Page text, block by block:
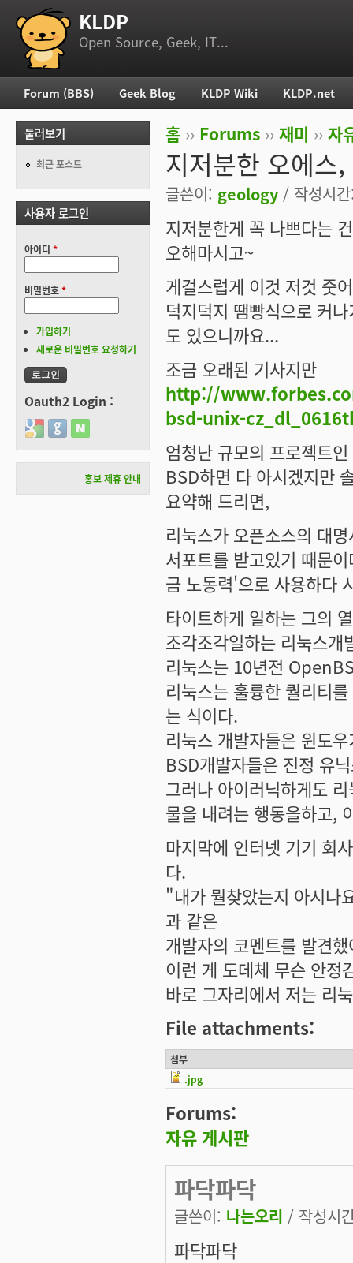
부 메뉴 KLDP
Open Source, Geek, IT...
현재 위치
홈 ›› Forums ›› 재미 ›› 자
지저분한 오에
글쓴이: geology / 작성시
지저분한게 꼭 나쁘다는
오해마시고~
게걸스럽게 이것 저것 줏
덕지덕지 땜빵식으로 커
도 있으니까요...
조금 오래된 기사지만
http://
bsd-unix-
엄청난 규모의 프로젝트
BSD하면 다 아시겠지만
요약해 드리면,
리눅스가 오픈소스의 대
서포트를 받고있기 때문
금 노동력'으로 사용하다
타이트하게 일하는 그의
조각조각일하는 리눅스
리눅스는 10년전
리눅스는 훌륭한 퀄리티
는 식이다.
리눅스 개발자들은 윈도
BSD개발자들은 진정 유
그러나 아이러닉하게도
물을 내려는 행동을하고,
마지막에 인터넷 기기 회
다.
"내가 뭘찾았는지 아시나
과 같은
개발자의 코멘트를 발견
이런 게 도데체 무슨 안정
바로 그자리에서 저는 리
File attachments:
첨부
.jpg
Forums:
자유 게시판
파닥파닥
글쓴이: 나는오리 / 작성시
파닥파닥
주 메뉴
Forum (BBS) Geek Blog KLDP Wiki KLDP.net
둘러보기
최근 포스트
사용자 로그인
아이디 *
비밀번호*
가입하기
새로운 비밀번호 요청하기
Oauth2 Login :
Login with Google
Login with GitHub
Login with Naver
홍보 제휴 안내